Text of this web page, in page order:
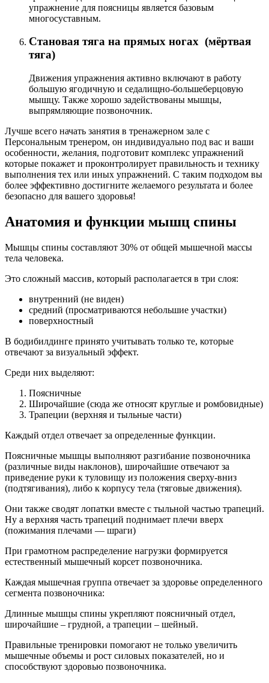
упражнение для поясницы является базовым
многосуставным.
Становая тяга на прямых ногах (мёртвая
тяга)
Движения упражнения активно включают в работу
большую ягодичную и седалищно-большеберцовую
мышцу. Также хорошо задействованы мышцы,
выпрямляющие позвоночник.
Лучше всего начать занятия в тренажерном зале с
Персональным тренером, он индивидуально под вас и ваши
особенности, желания, подготовит комплекс упражнений
которые покажет и проконтролирует правильность и технику
выполнения тех или иных упражнений. С таким подходом вы
более эффективно достигните желаемого результата и более
безопасно для вашего здоровья!
Анатомия и функции мышц спины
Мышцы спины составляют 30% от общей мышечной массы
тела человека.
Это сложный массив, который располагается в три слоя:
внутренний (не виден)
средний (просматриваются небольшие участки)
поверхностный
В бодибилдинге принято учитывать только те, которые
отвечают за визуальный эффект.
Среди них выделяют:
Поясничные
Широчайшие (сюда же относят круглые и ромбовидные)
Трапеции (верхняя и тыльные части)
Каждый отдел отвечает за определенные функции.
Поясничные мышцы выполняют разгибание позвоночника
(различные виды наклонов), широчайшие отвечают за
приведение руки к туловищу из положения сверху-вниз
(подтягивания), либо к корпусу тела (тяговые движения).
Они также сводят лопатки вместе с тыльной частью трапеций.
Ну а верхняя часть трапеций поднимает плечи вверх
(пожимания плечами — шраги)
При грамотном распределение нагрузки формируется
естественный мышечный корсет позвоночника.
Каждая мышечная группа отвечает за здоровье определенного
сегмента позвоночника:
Длинные мышцы спины укрепляют поясничный отдел,
широчайшие – грудной, а трапеции – шейный.
Правильные тренировки помогают не только увеличить
мышечные объемы и рост силовых показателей, но и
способствуют здоровью позвоночника.